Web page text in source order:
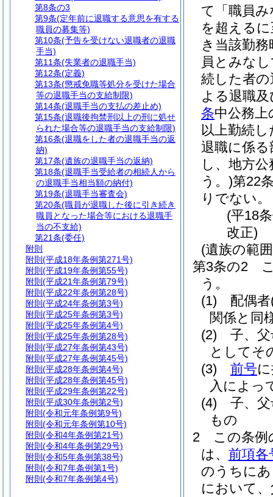
て「職員
を超える
き当該勤
員とみな
続した者
よる退職
条中公務
以上勤続
退職に係
し、地方公
う。)第22
りでない。
(平18
改正)
(遺族の範
第3条の2
う。
(1)
配偶者
関係と同
(2)
子、
としてそ
(3)
前号
入によっ
(4)
子、
もの
2
この条例
は、 前項各
のうちに
において
第8条の3
第9条(定年前に退職する意思を有する
職員の募集等)
第10条(予告を受けない退職者の退職
手当)
第11条(失業者の退職手当)
第12条(定義)
第13条(懲戒免職等処分を受けた場合
等の退職手当の支給制限)
第14条(退職手当の支払の差止め)
第15条(退職後拘禁刑以上の刑に処せ
られた場合等の退職手当の支給制限)
第16条(退職をした者の退職手当の返
納)
第17条(遺族の退職手当の返納)
第18条(退職手当受給者の相続人から
の退職手当相当額の納付)
第19条(退職手当審査会)
第20条(職員が退職した後に引き続き
職員となった場合等における退職手
当の不支給)
第21条(委任)
附則
附則 (平成18年条例第271号)
附則 (平成19年条例第55号)
附則 (平成21年条例第79号)
附則 (平成22年条例第28号)
附則 (平成24年条例第3号)
附則 (平成25年条例第3号)
附則 (平成25年条例第4号)
附則 (平成25年条例第28号)
附則 (平成27年条例第43号)
附則 (平成27年条例第45号)
附則 (平成28年条例第4号)
附則 (平成28年条例第45号)
附則 (平成29年条例第22号)
附則 (平成30年条例第2号)
附則 (令和元年条例第9号)
附則 (令和元年条例第10号)
附則 (令和4年条例第21号)
附則 (令和4年条例第29号)
附則 (令和5年条例第38号)
附則 (令和7年条例第1号)
附則 (令和7年条例第4号)